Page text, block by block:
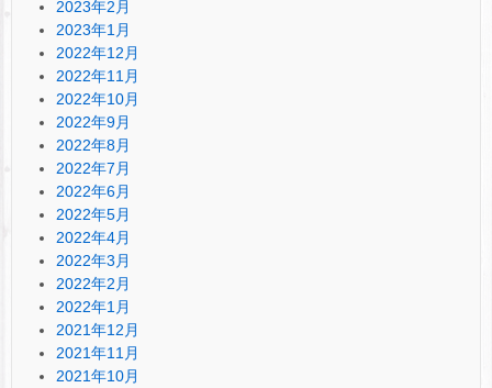
2023年2月
2023年1月
2022年12月
2022年11月
2022年10月
2022年9月
2022年8月
2022年7月
2022年6月
2022年5月
2022年4月
2022年3月
2022年2月
2022年1月
2021年12月
2021年11月
2021年10月